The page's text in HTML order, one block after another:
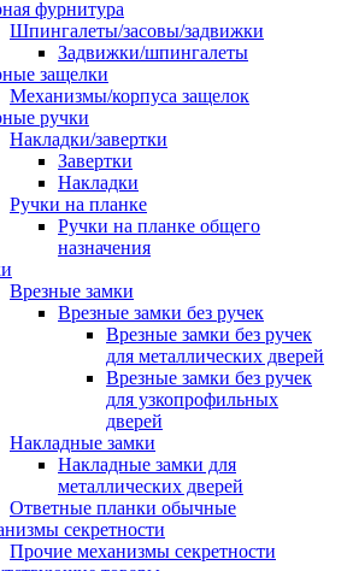
фурнитура
Шпингалеты/засовы/задвижки
Задвижки/шпингалеты
защелки
Механизмы/корпуса защелок
ручки
Накладки/завертки
Завертки
Накладки
Ручки на планке
Ручки на планке общего
назначения
Врезные замки
Врезные замки без ручек
Врезные замки без ручек
для металлических дверей
Врезные замки без ручек
для узкопрофильных
дверей
Накладные замки
Накладные замки для
металлических дверей
Ответные планки обычные
секретности
Прочие механизмы секретности